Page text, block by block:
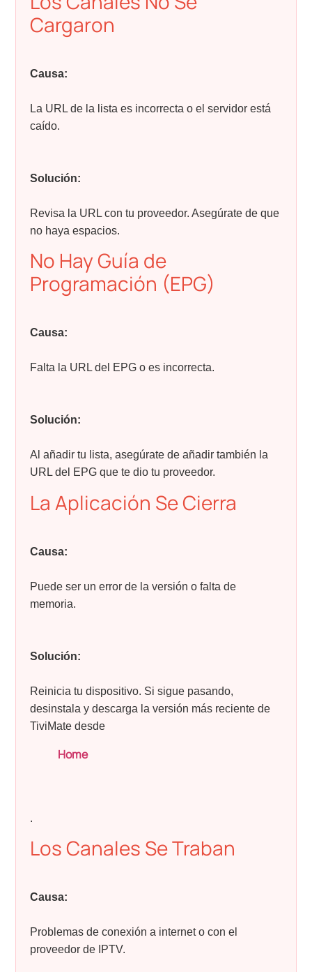
Cargaron
Causa:
La URL de la lista es incorrecta o el servidor está
caído.
Solución:
Revisa la URL con tu proveedor. Asegúrate de que
no haya espacios.
No Hay Guía de
Programación (EPG)
Causa:
Falta la URL del EPG o es incorrecta.
Solución:
Al añadir tu lista, asegúrate de añadir también la
URL del EPG que te dio tu proveedor.
La Aplicación Se Cierra
Causa:
Puede ser un error de la versión o falta de
memoria.
Solución:
Reinicia tu dispositivo. Si sigue pasando,
desinstala y descarga la versión más reciente de
TiviMate desde
Home
.
Los Canales Se Traban
Causa:
Problemas de conexión a internet o con el
proveedor de IPTV.